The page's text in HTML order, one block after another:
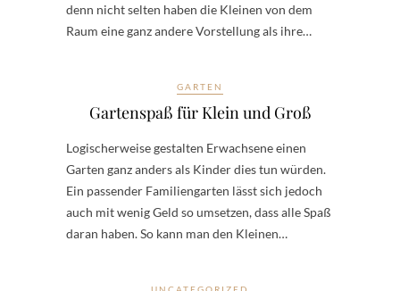
denn nicht selten haben die Kleinen von dem
Raum eine ganz andere Vorstellung als ihre…
GARTEN
Gartenspaß für Klein und Groß
Logischerweise gestalten Erwachsene einen
Garten ganz anders als Kinder dies tun würden.
Ein passender Familiengarten lässt sich jedoch
auch mit wenig Geld so umsetzen, dass alle Spaß
daran haben. So kann man den Kleinen…
UNCATEGORIZED